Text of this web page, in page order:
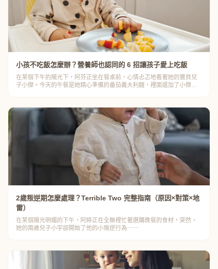
小孩不吃飯怎麼辦？營養師也認同的 6 招讓孩子愛上吃飯
在某個下午的陽光下，阿芬正坐在餐桌前，心情忐忑地看著她的寶貝兒
子小傑。今天的午餐是她精心準備的番茄義大利麵，裡面還加了小傑最
2歲叛逆期怎麼處理？Terrible Two 完整指南（原因×對策×地
雷）
在某個陽光明媚的下午，阿婷正在全聯裡忙著選購晚餐的食材，突然，
她的兩歲兒子小宇卻開始了他的小叛逆行為⋯⋯